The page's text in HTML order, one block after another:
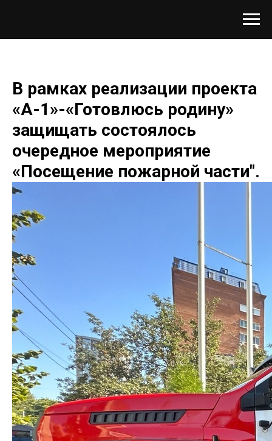
В рамках реализации проекта
«А-1»-«Готовлюсь родину»
защищать состоялось
очередное мероприятие
«Посещение пожарной части".